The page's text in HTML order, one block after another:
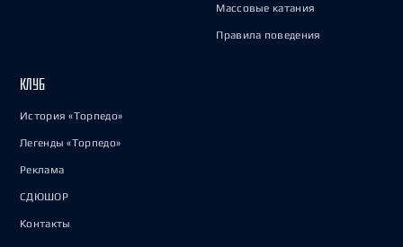
Массовые катания
Правила поведения
КЛУБ
История «Торпедо»
Легенды «Торпедо»
Реклама
СДЮШОР
Контакты